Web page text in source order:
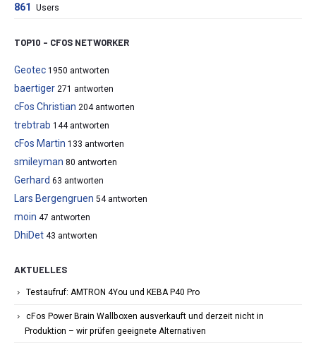
861 Users
TOP10 – CFOS NETWORKER
Geotec 1950 antworten
baertiger 271 antworten
cFos Christian 204 antworten
trebtrab 144 antworten
cFos Martin 133 antworten
smileyman 80 antworten
Gerhard 63 antworten
Lars Bergengruen 54 antworten
moin 47 antworten
DhiDet 43 antworten
AKTUELLES
Testaufruf: AMTRON 4You und KEBA P40 Pro
cFos Power Brain Wallboxen ausverkauft und derzeit nicht in
Produktion – wir prüfen geeignete Alternativen